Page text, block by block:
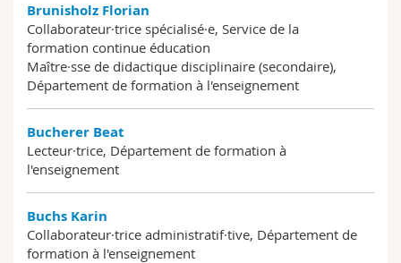
Brunisholz Florian
Collaborateur·trice spécialisé·e, Service de la
formation continue éducation
Maître·sse de didactique disciplinaire (secondaire),
Département de formation à l'enseignement
Bucherer Beat
Lecteur·trice, Département de formation à
l'enseignement
Buchs Karin
Collaborateur·trice administratif·tive, Département de
formation à l'enseignement